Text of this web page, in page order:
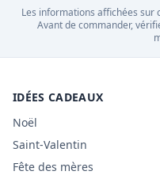
Les informations affichées sur
Avant de commander,
IDÉES CADEAUX
Noël
Saint-Valentin
Fête des mères